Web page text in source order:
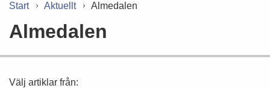
Start Aktuellt Almedalen
Almedalen
Välj artiklar från: